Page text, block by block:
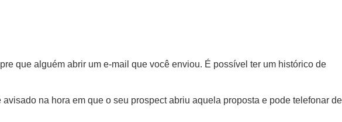
que alguém abrir um e-mail que você enviou. É possível ter um histórico de
na hora em que o seu prospect abriu aquela proposta e pode telefonar de